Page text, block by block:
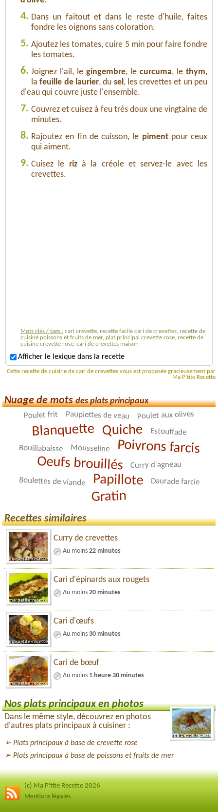
4. Dans un faitout et dans le reste d'huile, faites
fondre les oignons sans coloration.
5. Ajoutez les tomates, cuire 5 min pour faire fondre
les tomates.
6. Joignez l'ail, le gingembre, le curcuma, le thym,
lafeuille de laurier, du sel , les crevettes et un peu
d'eau qui couvre juste l'ensemble.
7. Couvrez et cuisez à feu très doux une vingtaine de
minutes.
8. Rajoutez en fin de cuisson, le pimentpour ceux
qui aiment.
9. Cuisez le rizà la créole et servez-le avec les
crevettes.
Mots clés / tags : cari crevette, recette facile cari de crevettes, recette de
cuisine poissons et fruits de mer, plat principal crevette rose, recette de
cuisine crevette rose, cari de crevettes maison
Afficher le lexique dans la recette
Cette recette de cuisine de cari de crevettes vous est proposée gracieusement par
Ma P'tite Recette
Nuage de motsdes plats principaux
Poulet frit Paupiettes de veau Poulet aux olives
Blanquette Quiche Estouffade
Bouillabaisse Mousseline Poivrons farcis
Oeufs brouillés Curry d'agneau
Boulettes de viande Papillote Daurade farcie
Gratin
Recettes similaires
Curry de crevettes
Au moins 22 minutes
Cari d'épinards aux rougets
Au moins 20 minutes
Cari d'œufs
Au moins 30 minutes
Cari de bœuf
Au moins 1 heure 30 minutes
Nos plats principaux en photos
Dans le même style, découvrez en photos
d'autres plats principaux à cuisiner :
Plats principaux à base de crevette rose
Plats principaux à base de poissons et fruits de mer
(c) Ma P'tite Recette 2026
Mentions légales